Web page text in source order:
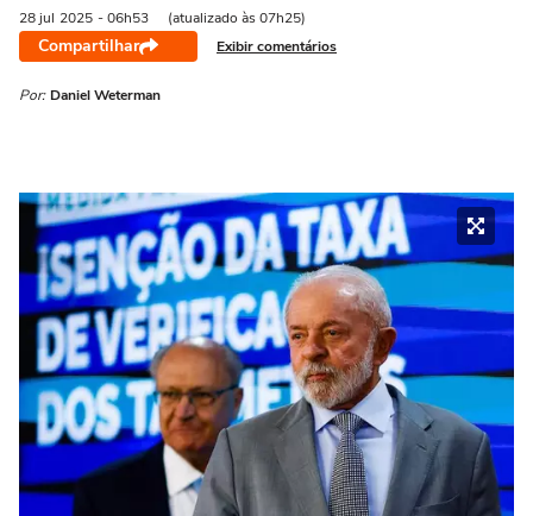
28 jul 2025 - 06h53 (atualizado às 07h25)
Compartilhar Exibir comentários
Por: Daniel Weterman